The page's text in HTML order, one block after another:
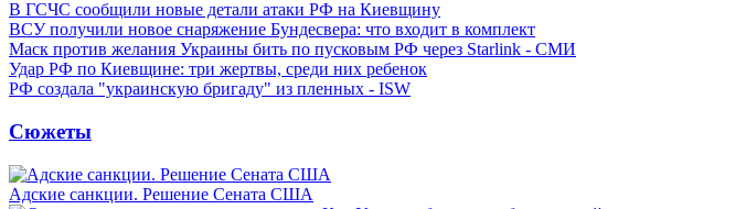
В ГСЧС сообщили новые детали атаки РФ на Киевщину
ВСУ получили новое снаряжение Бундесвера: что входит в комплект
Маск против желания Украины бить по пусковым РФ через Starlink - СМИ
Удар РФ по Киевщине: три жертвы, среди них ребенок
РФ создала "украинскую бригаду" из пленных - ISW
Сюжеты
Адские санкции. Решение Сената США